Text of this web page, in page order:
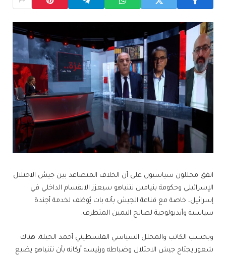
اتفق محللون سياسيون على أن الخلاف المتصاعد بين جيش الاحتلال
الإسرائيلي وحكومة بنيامين نتنياهو سيعزز الانقسام الداخلي في
إسرائيل، خاصة مع قناعة الجيش بأنه بات يُوظف لخدمة أجندة
سياسية وأيديولوجية لصالح اليمين المتطرف.
وبحسب الكاتب والمحلل السياسي الفلسطيني أحمد الحيلة، هناك
شعور يجتاح جيش الاحتلال وضباطه ورئيسه أركانه بأن نتنياهو يضيع